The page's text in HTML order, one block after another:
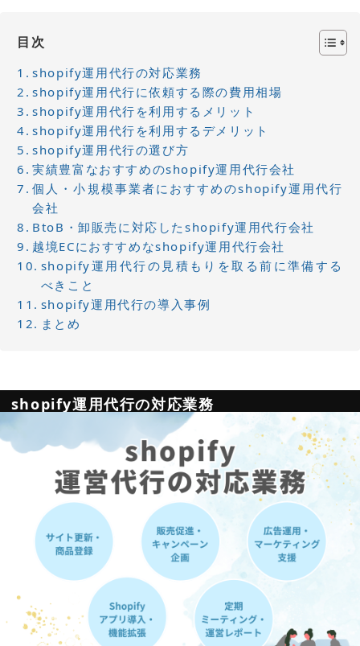
目次
shopify運用代行の対応業務
shopify運用代行に依頼する際の費用相場
shopify運用代行を利用するメリット
shopify運用代行を利用するデメリット
shopify運用代行の選び方
実績豊富なおすすめのshopify運用代行会社
個人・小規模事業者におすすめのshopify運用代行
会社
BtoB・卸販売に対応したshopify運用代行会社
越境ECにおすすめなshopify運用代行会社
shopify運用代行の見積もりを取る前に準備する
べきこと
shopify運用代行の導入事例
まとめ
shopify運用代行の対応業務